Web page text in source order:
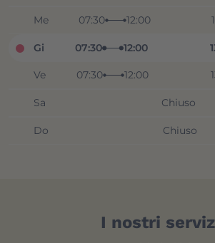
Me 07:30 12:00
Gi 07:30 12:00
Ve 07:30 12:00
Sa Chiuso
Do Chiuso
I nostri